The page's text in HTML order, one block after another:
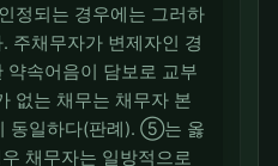
정되는 경우에는 그러하
채무자가 변제자인 경
약속어음이 담보로 교부
없는 채무는 채무자 본
동일하다(판례). ⑤는 옳
채무자는 일방적으로